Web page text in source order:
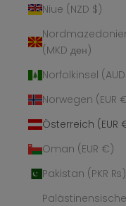
Niue (NZD $)
(MKD ден)
Norfolkinsel
Norwegen (EUR
Österreich (EUR
Oman (EUR €)
Pakistan (PKR ₨)
Palästinensische